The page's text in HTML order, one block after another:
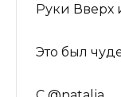
Руки Вверх
Это был